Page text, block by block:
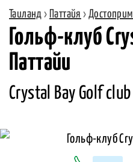
Таиланд › Паттайя ›
Гольф-клуб
Паттайи
Crystal Bay Golf club